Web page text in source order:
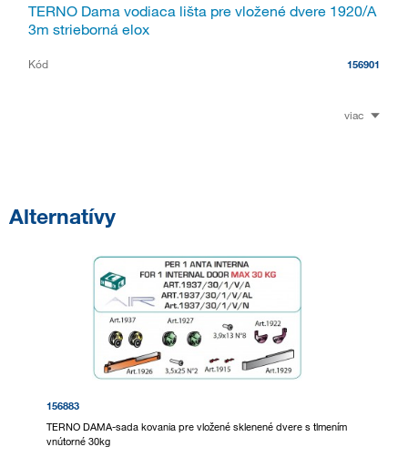
TERNO Dama vodiaca lišta pre vložené dvere 1920/A
3m strieborná elox
Kód 156901
viac
Alternatívy
156883
TERNO DAMA-sada kovania pre vložené sklenené dvere s tlmením
vnútorné 30kg